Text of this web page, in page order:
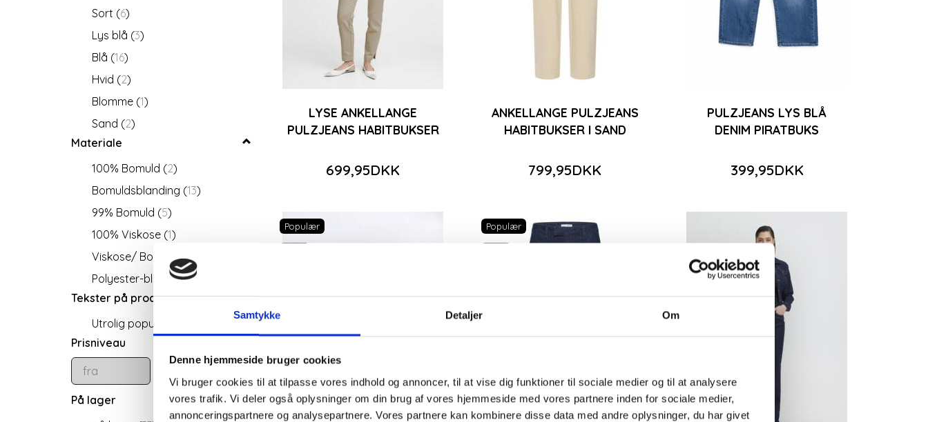
Samtykke Detaljer Om
Denne hjemmeside bruger cookies
Vi bruger cookies til at tilpasse vores indhold og annoncer, til at vise dig funktioner til sociale medier og til at analysere
vores trafik. Vi deler også oplysninger om din brug af vores hjemmeside med vores partnere inden for sociale medier,
annonceringspartnere og analysepartnere. Vores partnere kan kombinere disse data med andre oplysninger, du har givet
33/34 (Damestr. 42/ lgd. 86
1)
34/34 (Damestr. 44/ lgd. 86
cm)(1)
26/30 (Damestr. 32/lgd. 76
cm)(2)
27/30 (Damestr. +34/ lgd. 76
cm)( 5)
29/30 ( Damestr. +36/ lgd. 76
cm( 5)
30/30 ( Damestr. 38/lgd. 76
31/30 (Damestr. +38/ lgd. 76
cm)(2)
32/30 (Damestr. 40/ lgd. 76
cm)(3
33/30 (Damestr. 42/lgd. 76
cm)(6)
34/30 (Damestr. 44/ lgd. 76
cm)(
35/30(Damestr. 46/lgd.76cm)
Sort (6)
Lys blå (3)
Blå (16)
Hvid (2)
Blomme (1)
Sand (2)
Materiale
100% Bomuld (2)
Bomuldsblanding (13)
99% Bomuld (5)
100% Viskose (1)
Viskose/ Bomuld(1)
Polyester-blanding(1
Tekster på produktet
Utrolig populær model
Prisniveau
På lager
LYSE ANKELLANGE
PULZJEANS HABITBUKSER
699,95DKK
ANKELLANGE PULZJEANS
HABITBUKSER I SAND
799,95DKK
PULZJEANS LYS BLÅ
DENIM PIRATBUKS
399,95DKK
Populær Populær